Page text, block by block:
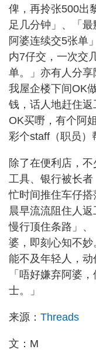
俾，再拎张500出
足几分钟」、「
阿婆连续交5张单
内7仔交，一次交
单。」亦有人分
我屋企楼下间OK
钱，话人地赶住
OK买嘢，有个阿
彩个staff（职员）
除了在便利店，
工具、银行被长
忙时间推住车仔
晨早流流阻住人
慢行顶住条路」
婆，即刻心知不
能不及年轻人，动
「唔好嫌弃阿婆
士。」
来源： Threads
文：M